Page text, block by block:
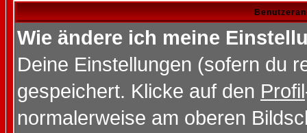
Wie ändere ich meine
Deine Einstellungen (sofern du
gespeichert. Klicke auf den Profil
normalerweise am oberen